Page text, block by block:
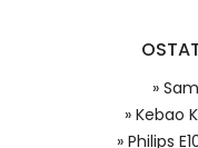
Dzięki
systemie
Model urządzenia
»
» Kebao
» Philips